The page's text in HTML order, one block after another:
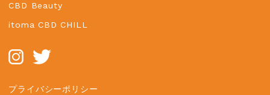
CBD Beauty
itoma CBD CHILL
プライバシーポリシー